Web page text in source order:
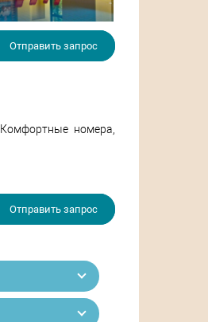
Отправить запрос
номера,
Отправить запрос